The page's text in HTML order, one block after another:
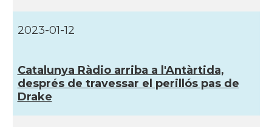
2023-01-12
Catalunya Ràdio arriba a l'Antàrtida,
després de travessar el perillós pas de
Drake